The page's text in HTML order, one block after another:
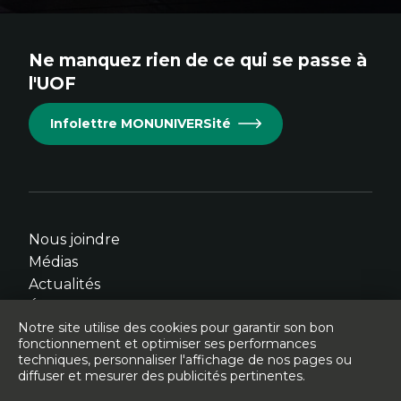
Cet
s'ouvrira
dans
fenêtre.
Cet
s'ouvrira
dans
fenêtre.
Cet
s'ouvrira
dans
fenêtre.
Cet
s'ouvrira
dans
fenêtre.
Cet
s'ouvrira
dans
fenêtre.
Ne manquez rien de ce qui se passe à
l'UOF
Infolettre MONUNIVERSité
Nous joindre
Médias
Actualités
© Université de l'Ontario français - 2026
Notre site utilise des cookies pour garantir son bon
fonctionnement et optimiser ses performances
techniques, personnaliser l'affichage de nos pages ou
diffuser et mesurer des publicités pertinentes.